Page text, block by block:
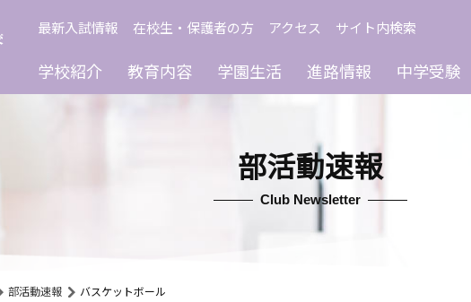
最新入試情報 在校生・保護者の方 アクセス サイト内検索
学校紹介 教育内容 学園生活 進路情報 中学受験
部活動速報
Club Newsletter
部活動速報 バスケットボール